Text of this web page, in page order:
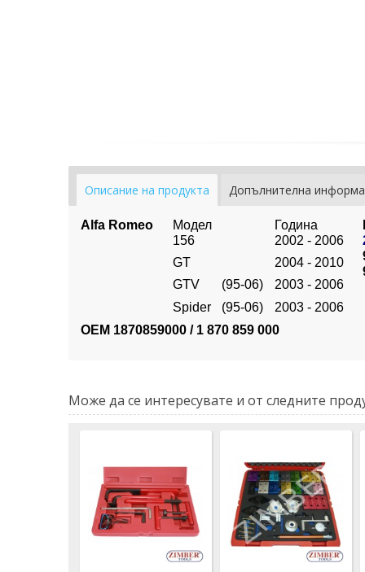
Описание на продукта Допълнителна
Alfa Romeo Модел Година
156
2002 - 2006
GT
2004 - 2010
GTV
(95-06)
2003 - 2006
Spider
(95-06)
2003 - 2006
OEM 1870859000 / 1 870 859 000
Може да се интересувате и от следните